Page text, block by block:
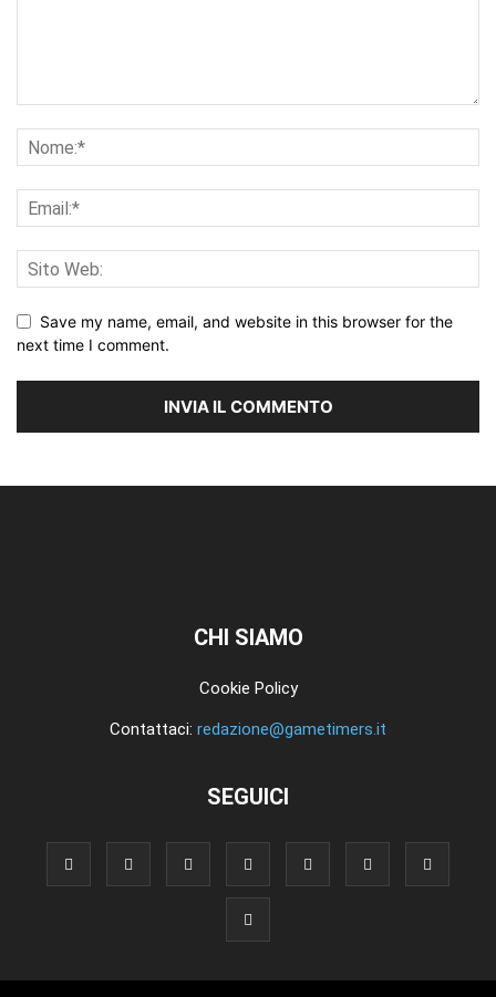
Save my name, email, and website in this browser for the
next time I comment.
CHI SIAMO
Cookie Policy
Contattaci: redazione@gametimers.it
SEGUICI